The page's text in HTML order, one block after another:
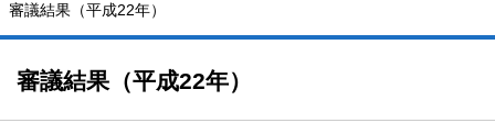
審議結果（平成22年）
審議結果（平成22年）